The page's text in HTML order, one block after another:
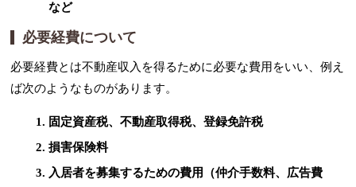
など
必要経費について
必要経費とは不動産収入を得るために必要な費用をいい、例え
ば次のようなものがあります。
固定資産税、不動産取得税、登録免許税
損害保険料
入居者を募集するための費用（仲介手数料、広告費